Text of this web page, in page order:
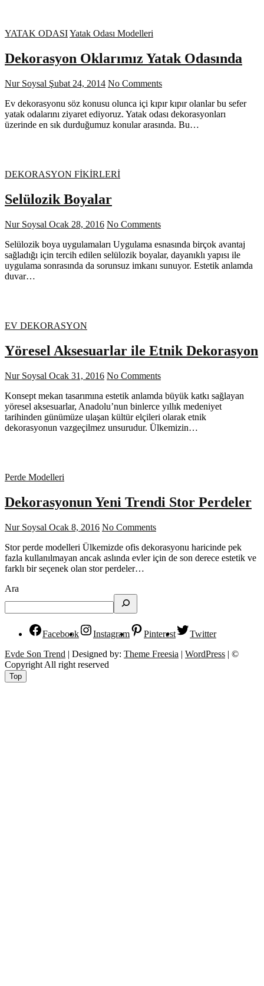
YATAK ODASIYatak Odası Modelleri
Dekorasyon Oklarımız Yatak Odasında
Nur Soysal Şubat 24, 2014 No Comments
Ev dekorasyonu söz konusu olunca içi kıpır kıpır olanlar bu sefer
yatak odalarını ziyaret ediyoruz. Yatak odası dekorasyonları
üzerinde en sık durduğumuz konular arasında. Bu…
DEKORASYON FİKİRLERİ
Selülozik Boyalar
Nur Soysal Ocak 28, 2016 No Comments
Selülozik boya uygulamaları Uygulama esnasında birçok avantaj
sağladığı için tercih edilen selülozik boyalar, dayanıklı yapısı ile
uygulama sonrasında da sorunsuz imkanı sunuyor. Estetik anlamda
duvar…
EV DEKORASYON
Yöresel Aksesuarlar ile Etnik Dekorasyon
Nur Soysal Ocak 31, 2016 No Comments
Konsept mekan tasarımına estetik anlamda büyük katkı sağlayan
yöresel aksesuarlar, Anadolu’nun binlerce yıllık medeniyet
tarihinden günümüze ulaşan kültür elçileri olarak etnik
dekorasyonun vazgeçilmez unsurudur. Ülkemizin…
Perde Modelleri
Dekorasyonun Yeni Trendi Stor Perdeler
Nur Soysal Ocak 8, 2016 No Comments
Stor perde modelleri Ülkemizde ofis dekorasyonu haricinde pek
fazla kullanılmayan ancak aslında evler için de son derece estetik ve
farklı bir seçenek olan stor perdeler…
Ara
Facebook Instagram Pinterest
Twitter
Evde Son Trend | Designed by: Theme Freesia | WordPress | ©
Copyright All right reserved
Top